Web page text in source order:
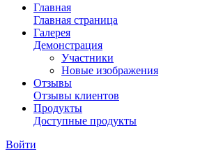
Главная
Главная страница
Галерея
Демонстрация
Участники
Новые изображения
Отзывы
Отзывы клиентов
Продукты
Доступные продукты
Войти